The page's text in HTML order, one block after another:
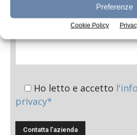
Preferenze
Cookie Policy
Ho letto e accetto
privacy*